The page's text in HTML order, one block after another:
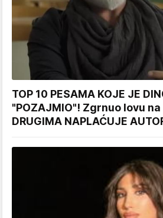
TOP 10 PESAMA KOJE JE
"POZAJMIO"! Zgrnuo lovu
DRUGIMA NAPLAĆUJE